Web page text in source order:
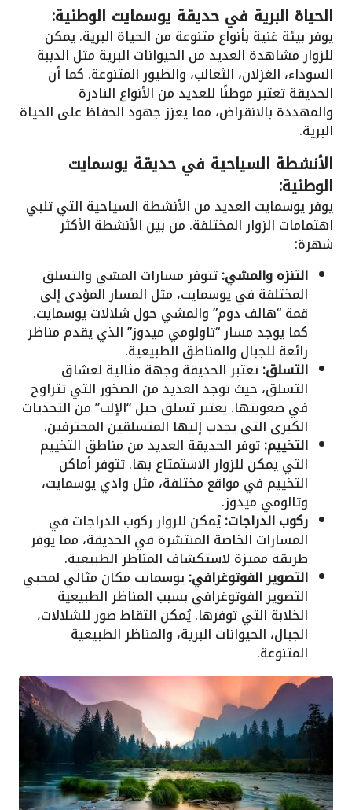
الحياة البرية في حديقة يوسمايت الوطنية:
يوفر بيئة غنية بأنواع متنوعة من الحياة البرية. يمكن
للزوار مشاهدة العديد من الحيوانات البرية مثل الدببة
السوداء، الغزلان، الثعالب، والطيور المتنوعة. كما أن
الحديقة تعتبر موطنًا للعديد من الأنواع النادرة
والمهددة بالانقراض، مما يعزز جهود الحفاظ على الحياة
البرية.
الأنشطة السياحية في حديقة يوسمايت
الوطنية:
يوفر يوسمايت العديد من الأنشطة السياحية التي تلبي
اهتمامات الزوار المختلفة. من بين الأنشطة الأكثر
شهرة:
التنزه والمشي:تتوفر مسارات المشي والتسلق
المختلفة في يوسمايت، مثل المسار المؤدي إلى
قمة “هالف دوم” والمشي حول شلالات يوسمايت.
كما يوجد مسار “تاولومي ميدوز” الذي يقدم مناظر
رائعة للجبال والمناطق الطبيعية.
التسلق:تعتبر الحديقة وجهة مثالية لعشاق
التسلق، حيث توجد العديد من الصخور التي تتراوح
في صعوبتها. يعتبر تسلق جبل “الإلب” من التحديات
الكبرى التي يجذب إليها المتسلقين المحترفين.
التخييم:توفر الحديقة العديد من مناطق التخييم
التي يمكن للزوار الاستمتاع بها. تتوفر أماكن
التخييم في مواقع مختلفة، مثل وادي يوسمايت،
وتالومي ميدوز.
ركوب الدراجات:يُمكن للزوار ركوب الدراجات في
المسارات الخاصة المنتشرة في الحديقة، مما يوفر
طريقة مميزة لاستكشاف المناظر الطبيعية.
التصوير الفوتوغرافي:يوسمايت مكان مثالي لمحبي
التصوير الفوتوغرافي بسبب المناظر الطبيعية
الخلابة التي توفرها. يُمكن التقاط صور للشلالات،
الجبال، الحيوانات البرية، والمناظر الطبيعية
المتنوعة.